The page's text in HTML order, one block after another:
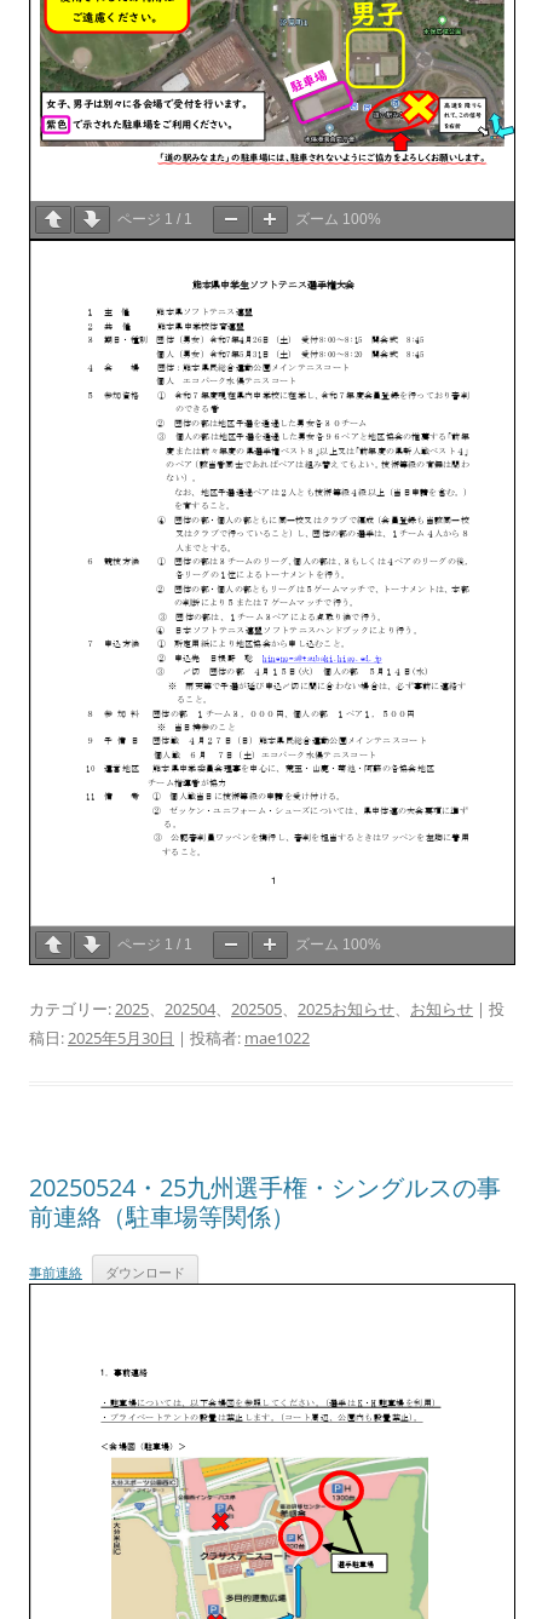
ページ 1 / 1 ズーム 100%
ページ 1 / 1 ズーム 100%
カテゴリー:2025、 202504、 202505、 2025お知らせ、 お知らせ | 投
稿日:2025年5月30日 | 投稿者: mae1022
20250524・25九州選手権・シングルスの事
前連絡（駐車場等関係）
事前連絡 ダウンロード